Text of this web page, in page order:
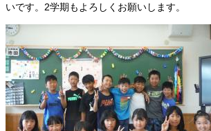
いです。2学期もよろしくお願いします。